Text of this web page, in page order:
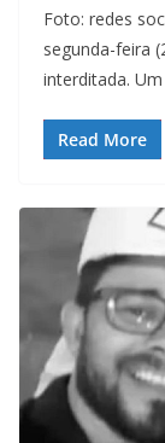
Foto: redes
segunda-feira
interditada.
Read More